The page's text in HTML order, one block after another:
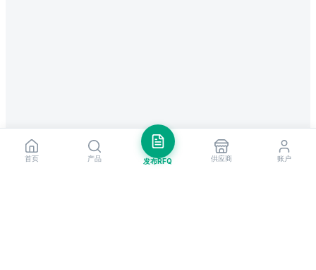
首页 产品 发布RFQ 供应商 账户